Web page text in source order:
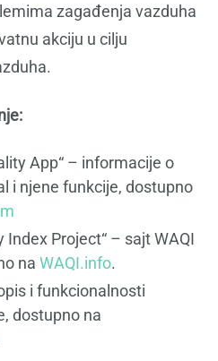
zagađenja vazduha
akciju u cilju
App“ – informacije o
i njene funkcije, dostupno
Index Project“ – sajt WAQI
naWAQI.info.
i funkcionalnosti
dostupno na